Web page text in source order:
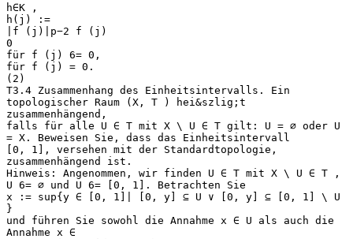
h∈K ,
h(j) :=
|f (j)|p−2 f (j)
0
für f (j) 6= 0,
für f (j) = 0.
(2)
T3.4 Zusammenhang des Einheitsintervalls. Ein
topologischer Raum (X, T ) hei&szlig;t
zusammenhängend,
falls für alle U ∈ T mit X \ U ∈ T gilt: U = ∅ oder U
= X. Beweisen Sie, dass das Einheitsintervall
[0, 1], versehen mit der Standardtopologie,
zusammenhängend ist.
Hinweis: Angenommen, wir finden U ∈ T mit X \ U ∈ T ,
U 6= ∅ und U 6= [0, 1]. Betrachten Sie
x := sup{y ∈ [0, 1]| [0, y] ⊆ U ∨ [0, y] ⊆ [0, 1] \ U
}
und führen Sie sowohl die Annahme x ∈ U als auch die
Annahme x ∈